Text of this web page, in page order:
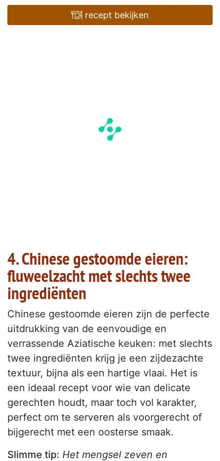
recept bekijken
4. Chinese gestoomde eieren:
fluweelzacht met slechts twee
ingrediënten
Chinese gestoomde eieren zijn de perfecte
uitdrukking van de eenvoudige en
verrassende Aziatische keuken: met slechts
twee ingrediënten krijg je een zijdezachte
textuur, bijna als een hartige vlaai. Het is
een ideaal recept voor wie van delicate
gerechten houdt, maar toch vol karakter,
perfect om te serveren als voorgerecht of
bijgerecht met een oosterse smaak.
Slimme tip: Het mengsel zeven en